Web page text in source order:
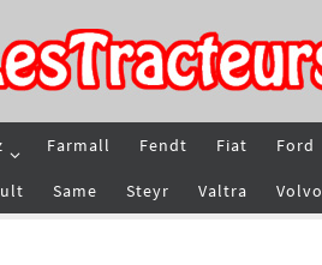
Farmall Fendt Fiat Ford
Same Steyr Valtra Volvo